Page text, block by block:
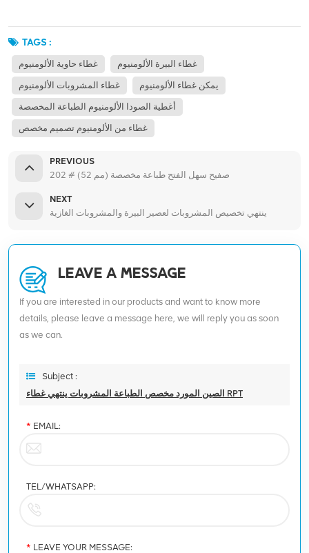
TAGS :
غطاء حاوية الألومنيوم غطاء البيرة الألومنيوم
غطاء المشروبات الألومنيوم يمكن غطاء الألومنيوم
أغطية الصودا الألومنيوم الطباعة المخصصة
غطاء من الألومنيوم تصميم مخصص
PREVIOUS
202 # (52 مم) صفيح سهل الفتح طباعة مخصصة
NEXT
ينتهي تخصيص المشروبات لعصير البيرة والمشروبات الغازية
LEAVE A MESSAGE
If you are interested in our products and want to know more
details, please leave a message here, we will reply you as soon
as we can.
Subject :
الصين المورد مخصص الطباعة المشروبات ينتهي غطاء RPT
* EMAIL:
TEL/WHATSAPP:
* LEAVE YOUR MESSAGE: